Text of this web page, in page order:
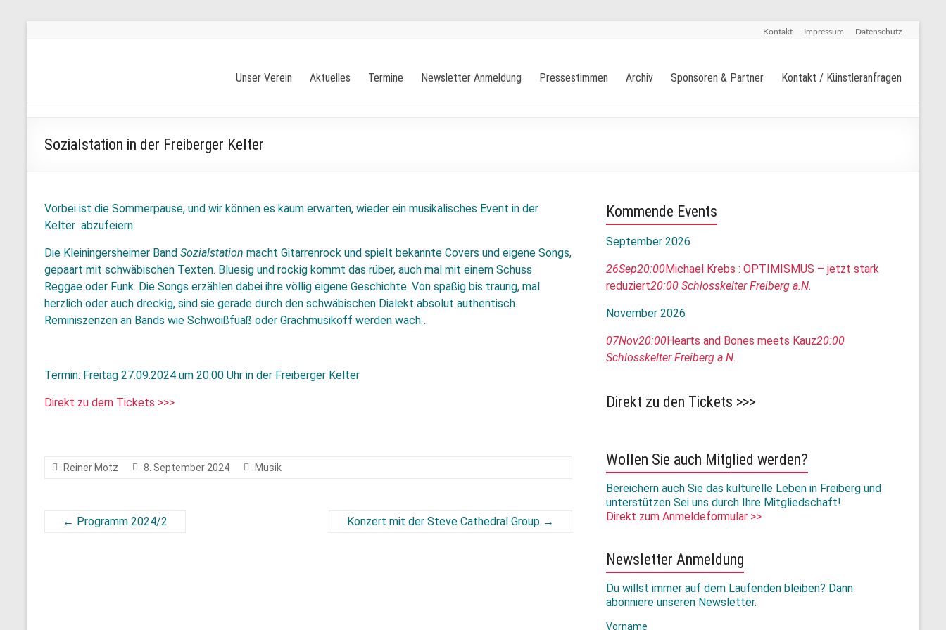
Kontakt Impressum Datenschutz
Die
in
Freiberg
Unser Verein Aktuelles Termine Newsletter Anmeldung Pressestimmen Archiv Sponsoren & Partner Kontakt / Künstleranfragen
Sozialstation in der Freiberger Kelter
Vorbei ist die Sommerpause, und wir können es kaum erwarten, wieder ein musikalisches Event in der
Kelter abzufeiern.
Die Kleiningersheimer Band Sozialstation macht Gitarrenrock und spielt bekannte Covers und eigene Songs,
gepaart mit schwäbischen Texten. Bluesig und rockig kommt das rüber, auch mal mit einem Schuss
Reggae oder Funk. Die Songs erzählen dabei ihre völlig eigene Geschichte. Von spaßig bis traurig, mal
herzlich oder auch dreckig, sind sie gerade durch den schwäbischen Dialekt absolut authentisch.
Reminiszenzen an Bands wie Schwoißfuaß oder Grachmusikoff werden wach…
Termin: Freitag 27.09.2024 um 20:00 Uhr in der Freiberger Kelter
Direkt zu dern Tickets >>>
Reiner Motz 8. September 2024 Musik
← Programm 2024/2 Konzert mit der Steve Cathedral Group →
Kommende Events
September 2026
26Sep20:00Michael Krebs : OPTIMISMUS – jetzt stark
reduziert20:00 Schlosskelter Freiberg a.N.
November 2026
07Nov20:00Hearts and Bones meets Kauz20:00
Schlosskelter Freiberg a.N.
Direkt zu den Tickets >>>
Wollen Sie auch Mitglied werden?
Bereichern auch Sie das kulturelle Leben in Freiberg und
unterstützen Sei uns durch Ihre Mitgliedschaft!
Direkt zum Anmeldeformular >>
Newsletter Anmeldung
Du willst immer auf dem Laufenden bleiben? Dann
abonniere unseren Newsletter.
Vorname